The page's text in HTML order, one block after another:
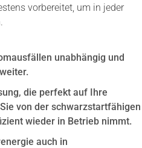
vorbereitet, um in jeder
unabhängig und
die perfekt auf Ihre
von der schwarzstartfähigen
wieder in Betrieb nimmt.
auch in